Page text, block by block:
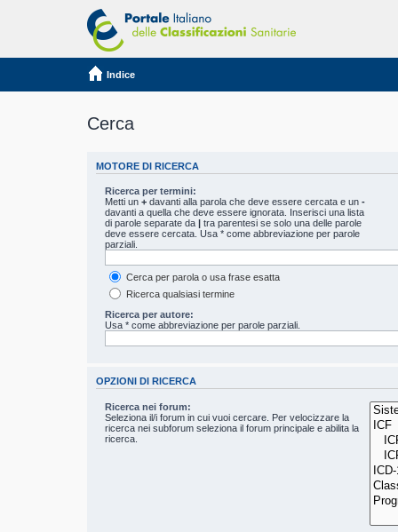
Indice
Cerca
MOTORE DI RICERCA
Ricerca per termini:
Metti un+ davanti alla parola che deve essere cercata e un-
davanti a quella che deve essere ignorata. Inserisci una lista
di parole separate da
tra parentesi se solo una delle parole
deve essere cercata. Usa * come abbreviazione per parole
parziali.
Cerca per parola o usa frase esatta
Ricerca qualsiasi termine
Ricerca per autore:
Usa * come abbreviazione per parole parziali.
OPZIONI DI RICERCA
Ricerca nei forum:
Seleziona il/i forum in cui vuoi cercare. Per velocizzare la
ricerca nei subforum seleziona il forum principale e abilita la
ricerca.